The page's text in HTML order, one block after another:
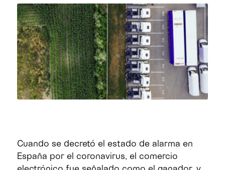
Cuando se decretó el estado de alarma en
España por el coronavirus, el comercio